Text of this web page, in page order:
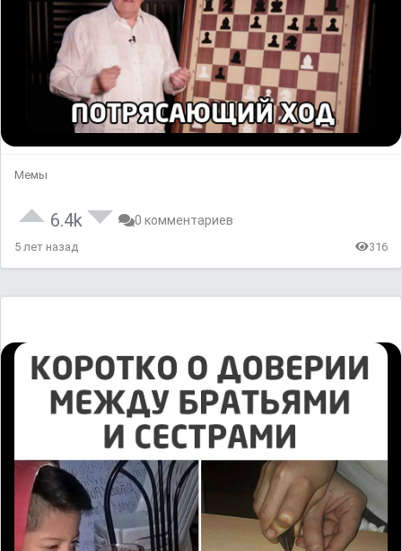
Мемы
6.4k 0 комментариев
5 лет назад 316